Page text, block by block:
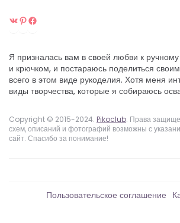
ВКонтакте
Pinterest
Я призналась вам в своей любви к
и крючком, и постараюсь поделиться
всего в этом виде рукоделия. Хотя меня
виды творчества, которые я собираюсь
Copyright © 2015-2024. Pikoclub. Права
схем, описаний и фотографий возможны с
сайт. Спасибо за понимание!
Пользовательское соглашение